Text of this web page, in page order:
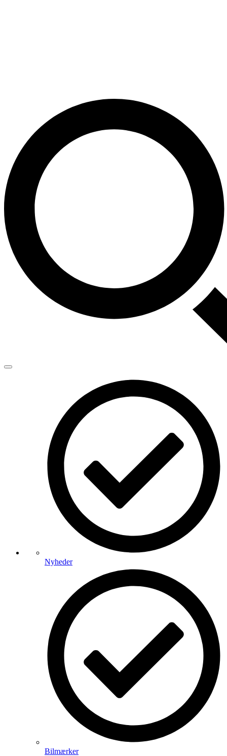
Nyheder
Bilmærker